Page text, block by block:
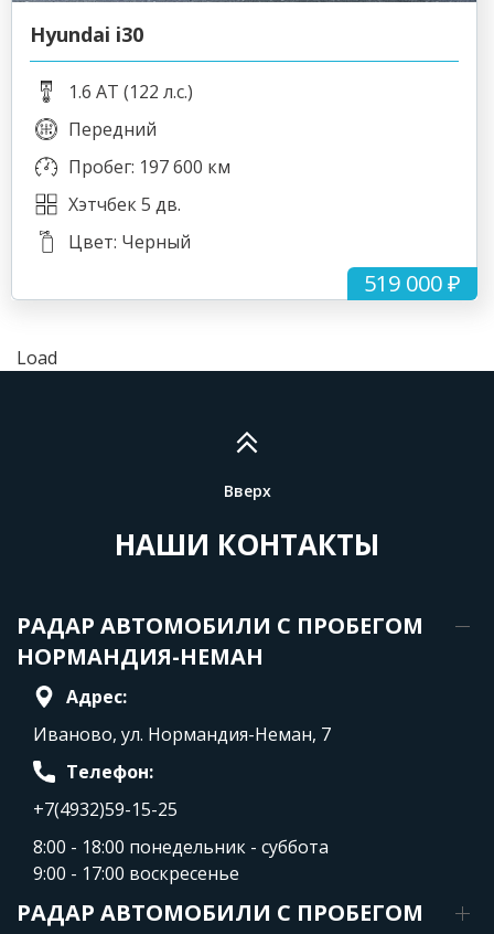
519 000 ₽
Hyundai i30
1.6 AT (122 л.с.)
Передний
Пробег: 197 600 км
Хэтчбек 5 дв.
Цвет: Черный
Load
Вверх
НАШИ КОНТАКТЫ
РАДАР АВТОМОБИЛИ С ПРОБЕГОМ
НОРМАНДИЯ-НЕМАН
Адрес:
Иваново, ул. Нормандия-Неман, 7
Телефон:
+7(4932)59-15-25
8:00 - 18:00 понедельник - суббота
9:00 - 17:00 воскресенье
РАДАР АВТОМОБИЛИ С ПРОБЕГОМ